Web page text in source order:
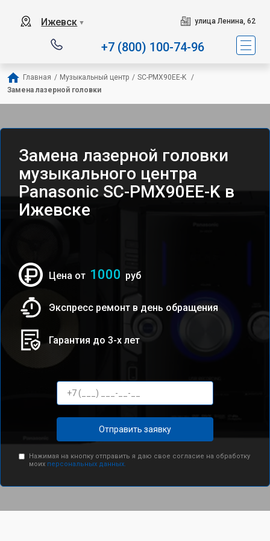
Ижевск ▼ улица Ленина, 62
+7 (800) 100-74-96
Главная / Музыкальный центр / SC-PMX90EE-K /
Замена лазерной головки
Замена лазерной головки
музыкального центра
Panasonic SC-PMX90EE-K в
Ижевске
Цена от 1000 руб
Экспресс ремонт в день обращения
Гарантия до 3-х лет
Отправить заявку
Нажимая на кнопку отправить я даю свое согласие на обработку
моих персональных данных.